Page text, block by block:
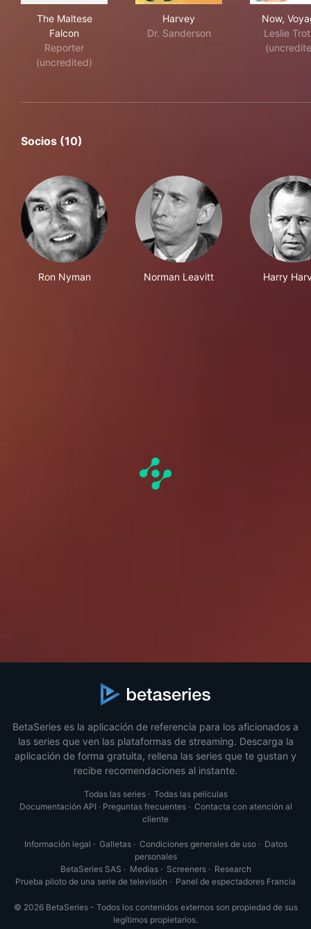
The Maltese
Falcon
Reporter
(uncredited)
Harvey
Dr. Sanderson
Now,
Leslie
Socios (10)
Ron Nyman Norman Leavitt Harry
BetaSeries es la aplicación de referencia para los aficionados a
las series que ven las plataformas de streaming. Descarga la
aplicación de forma gratuita, rellena las series que te gustan y
recibe recomendaciones al instante.
Todas las series· Todas las películas
Documentación API · Preguntas frecuentes· Contacta con atención al
cliente
Información legal · Galletas· Condiciones generales de uso· Datos
personales
BetaSeries SAS · Medias· Screeners· Research
Prueba piloto de una serie de televisión · Panel de espectadores Francia
© 2026 BetaSeries - Todos los contenidos externos son propiedad de sus
legítimos propietarios.